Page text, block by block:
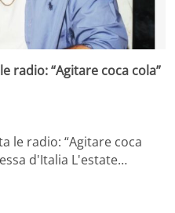
radio: “Agitare coca cola”
le radio: “Agitare coca
d'Italia L'estate…